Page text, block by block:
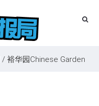
/ 裕华园Chinese Garden